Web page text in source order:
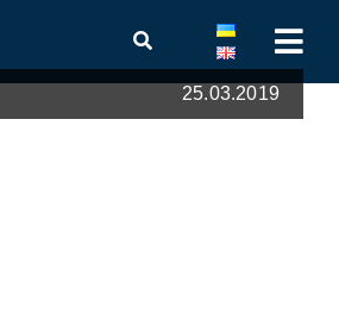
25.03.2019